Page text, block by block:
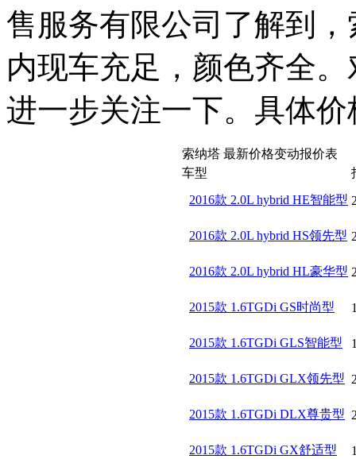
售服务有限公司了解到
内现车充足，颜色齐全
进一步关注一下。具体
索纳塔 最新价格变动报价表
车型
2016款 2.0L hybrid HE智能型
2016款 2.0L hybrid HS领先型
2016款 2.0L hybrid HL豪华型
2015款 1.6TGDi GS时尚型
2015款 1.6TGDi GLS智能型
2015款 1.6TGDi GLX领先型
2015款 1.6TGDi DLX尊贵型
2015款 1.6TGDi GX舒适型